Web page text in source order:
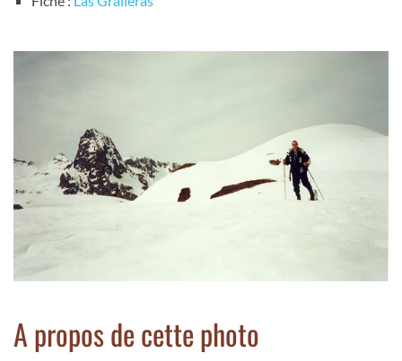
A propos de cette photo